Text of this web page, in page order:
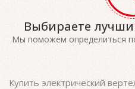
Выбираете
Мы поможем определиться
Купить электрический